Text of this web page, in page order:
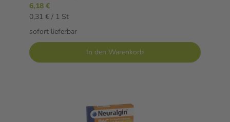
6,18 €
0,31 € / 1 St
sofort lieferbar
In den Warenkorb